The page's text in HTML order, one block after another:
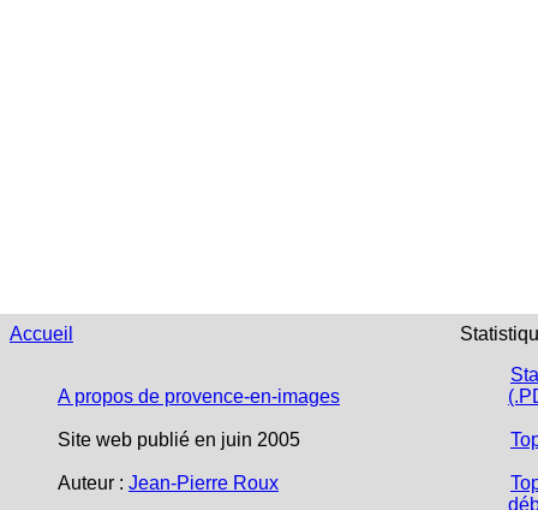
Accueil
A propos de provence-en-images
Site web publié en juin 2005
Auteur : Jean-Pierre Roux